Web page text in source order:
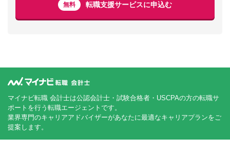
無料 転職支援サービスに申込む
マイナビ転職 会計士は公認会計士・試験合格者・USCPAの方の転職サ
ポートを行う転職エージェントです。
業界専門のキャリアアドバイザーがあなたに最適なキャリアプランをご
提案します。